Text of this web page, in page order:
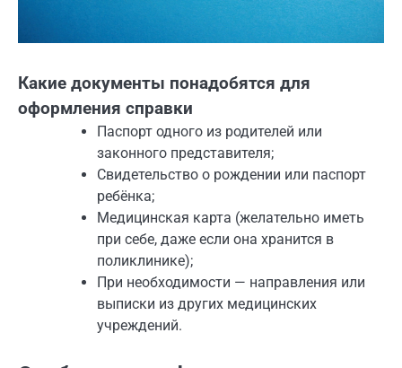
Какие документы понадобятся для
оформления справки
Паспорт одного из родителей или
законного представителя;
Свидетельство о рождении или паспорт
ребёнка;
Медицинская карта (желательно иметь
при себе, даже если она хранится в
поликлинике);
При необходимости — направления или
выписки из других медицинских
учреждений.